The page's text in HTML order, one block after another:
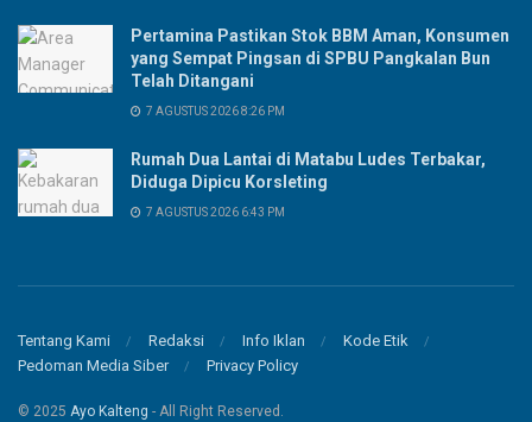
Pertamina Pastikan Stok BBM Aman, Konsumen
yang Sempat Pingsan di SPBU Pangkalan Bun
Telah Ditangani
7 AGUSTUS 2026 8:26 PM
Rumah Dua Lantai di Matabu Ludes Terbakar,
Diduga Dipicu Korsleting
7 AGUSTUS 2026 6:43 PM
Tentang Kami Redaksi Info Iklan
Kode Etik
Pedoman Media Siber
Privacy Policy
© 2025 Ayo Kalteng - All Right Reserved.